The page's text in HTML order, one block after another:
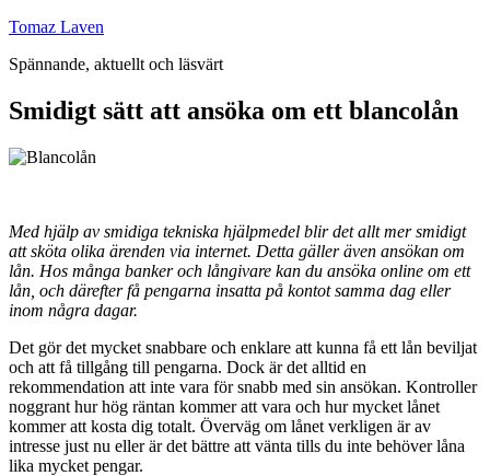
Hoppa
innehåll
Tomaz Laven
Spännande, aktuellt och läsvärt
Smidigt sätt att ansöka om ett blancolån
Med hjälp av smidiga tekniska hjälpmedel blir det allt mer smidigt
att sköta olika ärenden via internet. Detta gäller även ansökan om
lån. Hos många banker och långivare kan du ansöka online om ett
lån, och därefter få pengarna insatta på kontot samma dag eller
inom några dagar.
Det gör det mycket snabbare och enklare att kunna få ett lån beviljat
och att få tillgång till pengarna. Dock är det alltid en
rekommendation att inte vara för snabb med sin ansökan. Kontroller
noggrant hur hög räntan kommer att vara och hur mycket lånet
kommer att kosta dig totalt. Överväg om lånet verkligen är av
intresse just nu eller är det bättre att vänta tills du inte behöver låna
lika mycket pengar.